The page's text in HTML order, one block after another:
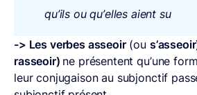
qu’ils ou qu’elles aient su
-> Les verbes asseoir(ou
rasseoir) ne présentent qu’une
leur conjugaison au subjonctif